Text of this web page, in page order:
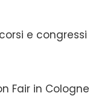
e
Fair in